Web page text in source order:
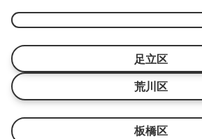
足立区
荒川区
板橋区